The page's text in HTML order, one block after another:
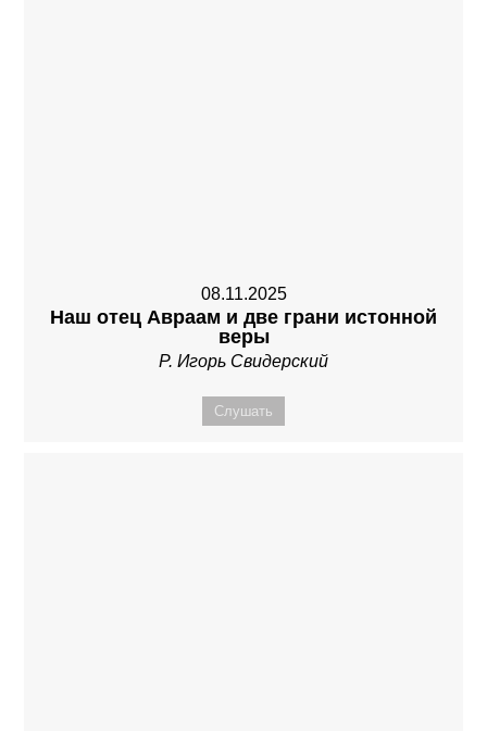
08.11.2025
Наш отец Авраам и две грани истонной
веры
Р. Игорь Свидерский
Слушать